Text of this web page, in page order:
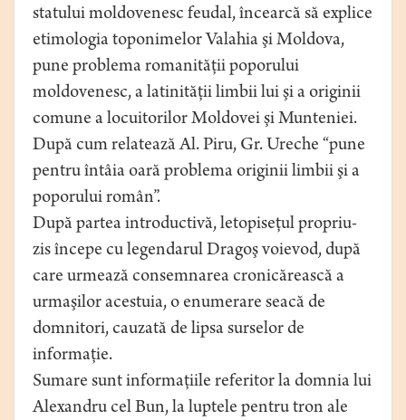
statului moldovenesc feudal, încearcă să explice
etimologia toponimelor Valahia şi Moldova,
pune problema romanităţii poporului
moldovenesc, a latinităţii limbii lui şi a originii
comune a locuitorilor Moldovei şi Munteniei.
După cum relatează Al. Piru, Gr. Ureche “pune
pentru întâia oară problema originii limbii şi a
poporului român”.
După partea introductivă, letopiseţul propriu-
zis începe cu legendarul Dragoş voievod, după
care urmează consemnarea cronicărească a
urmaşilor acestuia, o enumerare seacă de
domnitori, cauzată de lipsa surselor de
informaţie.
Sumare sunt informaţiile referitor la domnia lui
Alexandru cel Bun, la luptele pentru tron ale